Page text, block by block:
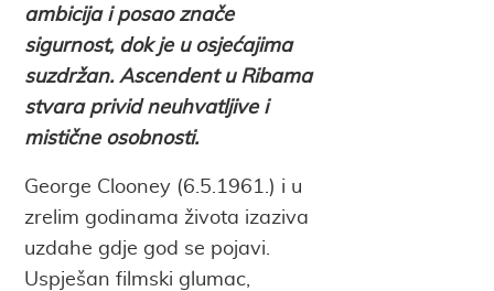
ambicija i posao znače
sigurnost, dok je u osjećajima
suzdržan. Ascendent u Ribama
stvara privid neuhvatljive i
mistične osobnosti.
George Clooney (6.5.1961.) i u
zrelim godinama života izaziva
uzdahe gdje god se pojavi.
Uspješan filmski glumac,